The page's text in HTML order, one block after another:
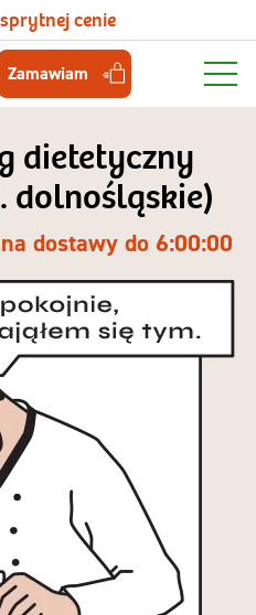
cenie
Zamawiam
dietetyczny
dolnośląskie)
dostawy do 6:00:00